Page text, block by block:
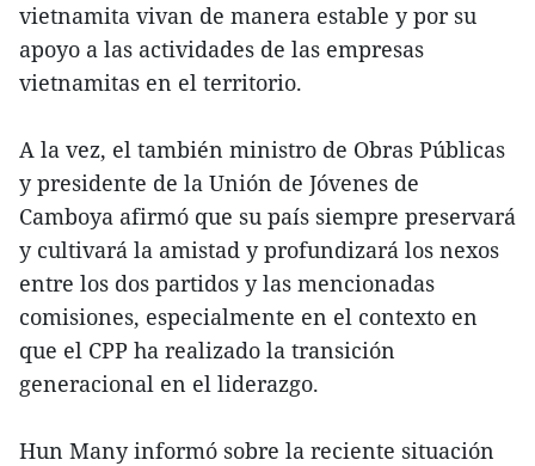
vietnamita vivan de manera estable y por su
apoyo a las actividades de las empresas
vietnamitas en el territorio.
A la vez, el también ministro de Obras Públicas
y presidente de la Unión de Jóvenes de
Camboya afirmó que su país siempre preservará
y cultivará la amistad y profundizará los nexos
entre los dos partidos y las mencionadas
comisiones, especialmente en el contexto en
que el CPP ha realizado la transición
generacional en el liderazgo.
Hun Many informó sobre la reciente situación